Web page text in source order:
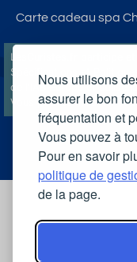
Nous utilisons
assurer le bon
fréquentation et
Vous pouvez à
Pour en savoir
politique de
de la page.
Carte cadeau spa
LesCuristes.fr participe et
Spécifications et
de l'IAB Europe et utilise
Vous pouvez modifier